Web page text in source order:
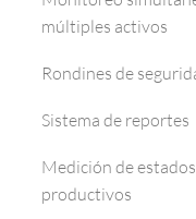
múltiples activos
Rondines de
Sistema de reportes
Medición de estados
productivos